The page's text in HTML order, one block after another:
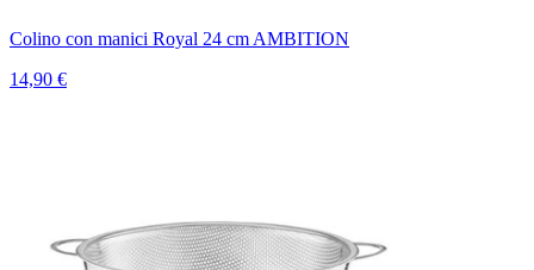
Colino con manici Royal 24 cm AMBITION
14,90 €